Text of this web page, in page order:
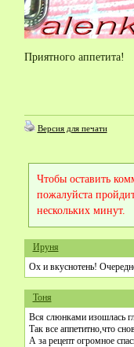
Приятного аппетита!
Версия для печати
Чтобы оставить
пожалуйста
нескольких минут.
Ируня
Ох и вкуснотень!
Тоня
Вся слюнками изошлась
Так все аппетитно,что
А за рецепт огромное